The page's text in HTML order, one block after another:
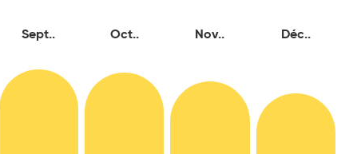
Sept.. Oct.. Nov.. Déc..